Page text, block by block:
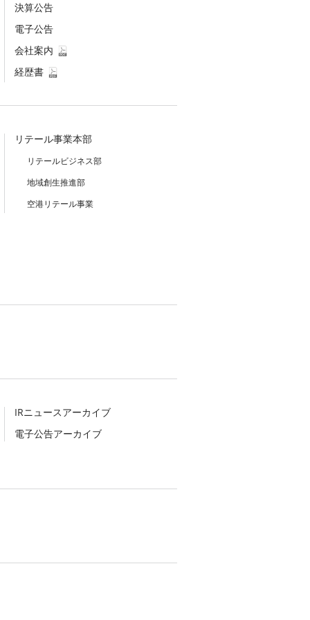
決算公告
電子公告
会社案内
経歴書
リテール事業本部
リテールビジネス部
地域創生推進部
空港リテール事業
IRニュースアーカイブ
電子公告アーカイブ